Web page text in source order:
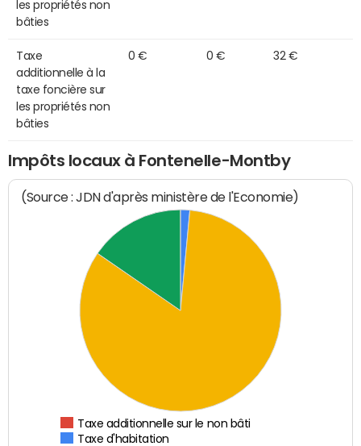
les propriétés non
bâties
Taxe
additionnelle à la
taxe foncière sur
les propriétés non
bâties
0 € 0 € 32 €
Impôts locaux à Fontenelle-Montby
(Source : JDN d'après ministère de l'Economie)
Taxe additionnelle sur le non bâti
Taxe d'habitation